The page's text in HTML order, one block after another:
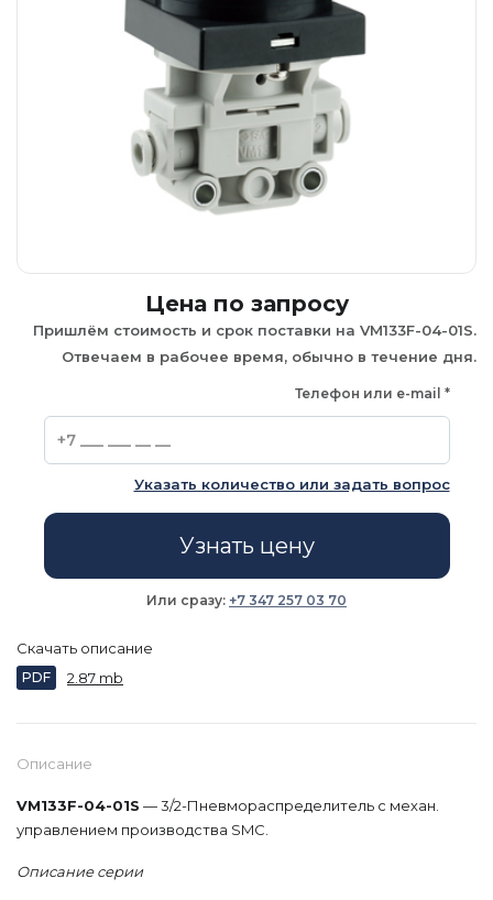
Описание
VM133F-04-01S — 3/2-Пневмораспределитель с механ.
управлением производства SMC.
Описание серии
Цена по запросу
Пришлём стоимость и срок поставки на VM133F-04-01S.
Отвечаем в рабочее время, обычно в течение дня.
Телефон или e-mail *
Указать количество или задать вопрос
Узнать цену
Или сразу: +7 347 257 03 70
Скачать описание
PDF 2.87 mb